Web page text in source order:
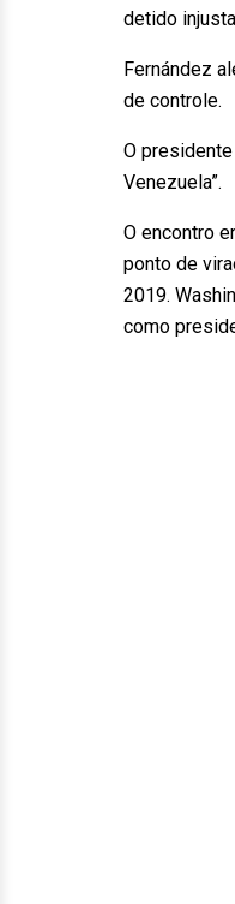
detido
Fernández
de controle.
O
Venezuela”.
O encontro
ponto de
2019.
como